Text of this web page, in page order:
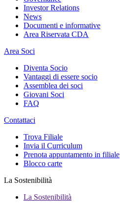
Investor Relations
News
Documenti e informative
Area Riservata CDA
Area Soci
Diventa Socio
Vantaggi di essere socio
Assemblea dei soci
Giovani Soci
FAQ
Contattaci
Trova Filiale
Invia il Curriculum
Prenota appuntamento in filiale
Blocco carte
La Sostenibilità
La Sostenibilità